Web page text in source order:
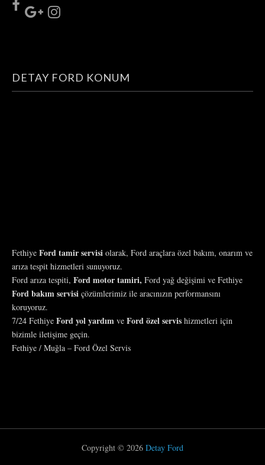
DETAY FORD KONUM
Fethiye Ford tamir servisi olarak, Ford araçlara özel bakım, onarım ve
arıza tespit hizmetleri sunuyoruz.
Ford arıza tespiti, Ford motor tamiri, Ford yağ değişimi ve Fethiye
Ford bakım servisi çözümlerimiz ile aracınızın performansını
koruyoruz.
7/24 Fethiye Ford yol yardım ve Ford özel servis hizmetleri için
bizimle iletişime geçin.
Fethiye / Muğla – Ford Özel Servis
Copyright © 2026 Detay Ford